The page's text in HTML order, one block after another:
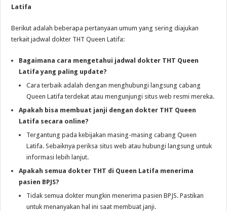
Latifa
Berikut adalah beberapa pertanyaan umum yang sering diajukan
terkait jadwal dokter THT Queen Latifa:
Bagaimana cara mengetahui jadwal dokter THT Queen
Latifa yang paling update?
Cara terbaik adalah dengan menghubungi langsung cabang
Queen Latifa terdekat atau mengunjungi situs web resmi mereka.
Apakah bisa membuat janji dengan dokter THT Queen
Latifa secara online?
Tergantung pada kebijakan masing-masing cabang Queen
Latifa. Sebaiknya periksa situs web atau hubungi langsung untuk
informasi lebih lanjut.
Apakah semua dokter THT di Queen Latifa menerima
pasien BPJS?
Tidak semua dokter mungkin menerima pasien BPJS. Pastikan
untuk menanyakan hal ini saat membuat janji.